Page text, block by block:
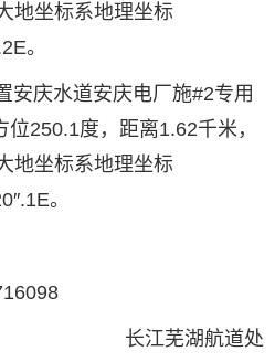
地坐标系地理坐标
。
安庆水道安庆电厂施#2专用
250.1度，距离1.62千米，
地坐标系地理坐标
。
长江芜湖航道处